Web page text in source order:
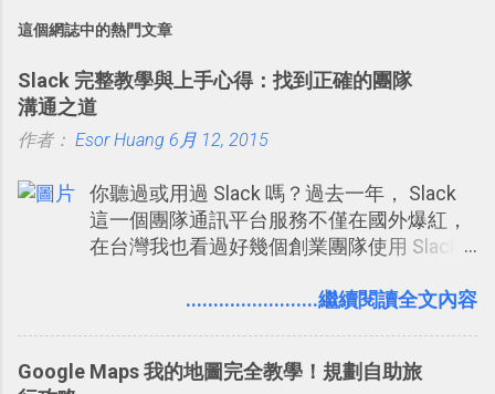
這個網誌中的熱門文章
Slack 完整教學與上手心得：找到正確的團隊
溝通之道
作者： Esor Huang 6月 12, 2015
你聽過或用過 Slack 嗎？過去一年， Slack
這一個團隊通訊平台服務不僅在國外爆紅，
在台灣我也看過好幾個創業團隊使用 Slack
麼魅力？它是不是比起 LINE 或 Facebook 或
Slack 一段時間，我覺得它吸引人之處有三
........................繼續閱讀全文內容
Google Maps 我的地圖完全教學！規劃自助旅